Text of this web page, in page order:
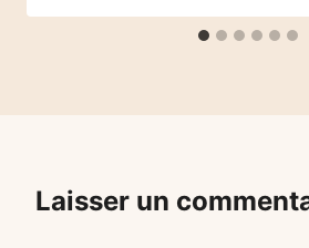
Laisser un